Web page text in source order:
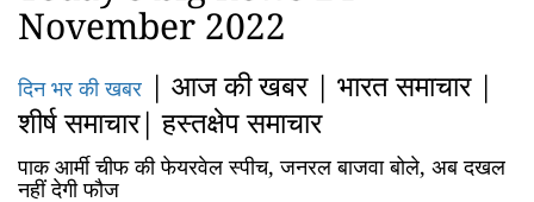
November 2022
दिन भर की खबर | आजकीखबर| भारत समाचार|
शीर्ष समाचार|हस्तक्षेप समाचार
पाक आर्मी चीफ की फेयरवेल स्पीच,जनरल बाजवा बोले, अब दखल
नहीं देगी फौज